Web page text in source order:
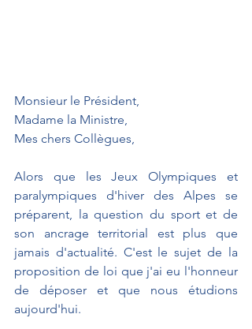
Monsieur le Président,
Madame la Ministre,
Mes chers Collègues,
Alors que les Jeux Olympiques et
paralympiques d'hiver des Alpes se
préparent, la question du sport et de
son ancrage territorial est plus que
jamais d'actualité. C'est le sujet de la
proposition de loi que j'ai eu l'honneur
de déposer et que nous étudions
aujourd'hui.